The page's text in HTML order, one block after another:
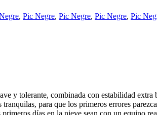
, Pic Negre, Pic Negre, Pic Negre, Pic
y tolerante, combinada con estabilidad
para que los primeros errores
días en la nieve sean con un equipo